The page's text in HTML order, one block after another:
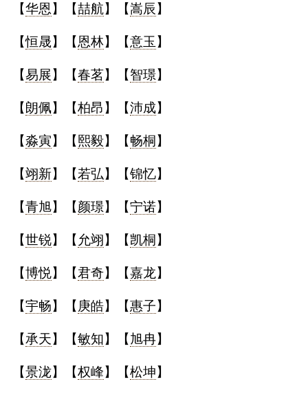
【华恩 】【喆航】【嵩辰 】
【恒晟】【恩林】【意玉 】
【易展】【春茗】【智璟】
【朗佩】【柏昂 】【沛成】
【淼寅】【熙毅】【畅桐 】
【翊新】【若弘】【锦忆】
【青旭】【颜璟】【宁诺】
【世锐】【 允翊】【凯桐 】
【博悦】【君奇】【嘉龙】
【宇畅】【 庚皓】【惠子】
【承天】【敏知】【旭冉】
【景泷】【权峰】【松坤】